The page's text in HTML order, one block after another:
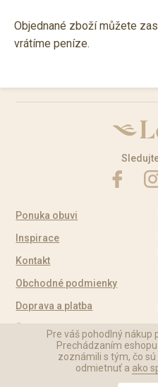
Objednané zboží můžete
vrátíme peníze.
Ponuka obuvi
Inspirace
Kontakt
Obchodné podmienky
Doprava a platba
Časté otázkyPre váš pohodlný nákup
Prechádzaním
zoznámili s tým, čo
odmietnuť a ako